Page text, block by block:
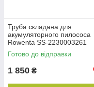
Труба складана для
акумуляторного пилососа
Rowenta SS-2230003261
металева темно-сіра+чорна
Готово до відправки
1 850 ₴